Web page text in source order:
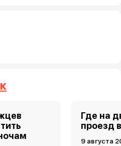
Где на
проезд
9 августа